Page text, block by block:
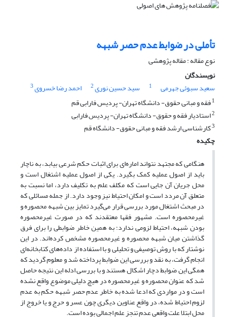
تأملی در ضوابط عدم حصر شبهه
نوع مقاله : مقاله پژوهشی
نویسندگان
سعید سبوئی جهرمی
1 سید حسین نوری2 احمد رضا خسروی3
1فقه و مبانی حقوق- دانشگاه تهران- پردیس فارابی قم
2استادیار فقه و حقوق- دانشگاه تهران- پردیس فارابی
3کارشناسی ارشد فقه و مبانی حقوق- دانشگاه قم
چکیده
هنگامی که مجتهد نتواند اماره‌ای برای اثبات حکم شرعی بیابد، به ناچار
باید از اصول عملیه کمک بگیرد. یکی از اصول عملیه اشتغال است و
محل جریان آن جایی است که مکلف علم به تکلیف دارد، اما نسبت به
متعلق آن مردد است و امکان احتیاط نیز وجود دارد. از جمله مسائلی که
در مبحث اشتغال مورد بررسی قرار می‌گیرد تمایز بین شبهه محصوره و
غیرمحصوره است. مشهور فقها معتقدند که در صورت غیرمحصوره
بودن شبهه، احتیاط لزومی ندارد؛ به همین خاطر ضوابطی را برای فرق
گذاشتن میان شبهه محصوره و غیرمحصوره مشخص کرده‌اند. در این
نوشتار که با روش توصیفی و تحلیلی و با استفاده از داده‌های کتابخانه‌ای
انجام گرفت، به نقد و بررسی این ضوابط پرداخته شد و معلوم گردید که
همگی این ضوابط دچار اشکال هستند و با بررسی ادله این نتیجه حاصل
شد که عنوان محصوره و غیرمحصوره در هیچ دلیلی موضوع واقع نشده
است و در مواردی که ادعا شده به خاطر عدم حصر شبهه حکم به عدم
لزوم احتیاط شده، در واقع عناوین دیگری چون عسر و حرج و یا خروج از
محل ابتلا علت واقعی عدم تنجز علم اجمالی بوده است.